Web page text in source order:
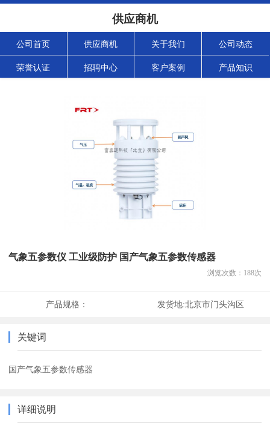
供应商机
公司首页 供应商机 关于我们 公司动态
荣誉认证 招聘中心 客户案例 产品知识
气象五参数仪 工业级防护 国产气象五参数传感器
浏览次数： 188次
产品规格： 发货地:北京市门头沟区
关键词
国产气象五参数传感器
详细说明